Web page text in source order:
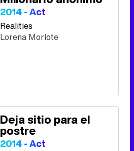
2014 - Act
Realities
Lorena Morlote
Deja sitio para el
postre
2014 - Act